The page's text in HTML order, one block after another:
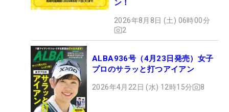
ン！
2026年8月8日 (土) 06時00分
2
ALBA936号（4月23日発売）女子
プロのサラッと打つアイアン
2026年4月22日 (水) 12時15分 8